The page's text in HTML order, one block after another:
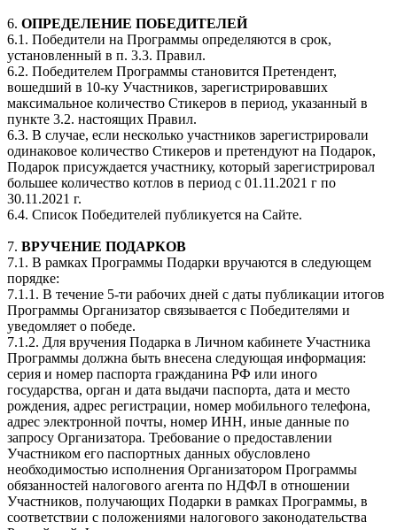
6. ОПРЕДЕЛЕНИЕ ПОБЕДИТЕЛЕЙ
6.1. Победители на Программы определяются в срок,
установленный в п. 3.3. Правил.
6.2. Победителем Программы становится Претендент,
вошедший в 10-ку Участников, зарегистрировавших
максимальное количество Стикеров в период, указанный в
пункте 3.2. настоящих Правил.
6.3. В случае, если несколько участников зарегистрировали
одинаковое количество Стикеров и претендуют на Подарок,
Подарок присуждается участнику, который зарегистрировал
большее количество котлов в период с 01.11.2021 г по
30.11.2021 г.
6.4. Список Победителей публикуется на Сайте.
7. ВРУЧЕНИЕ ПОДАРКОВ
7.1. В рамках Программы Подарки вручаются в следующем
порядке:
7.1.1. В течение 5-ти рабочих дней с даты публикации итогов
Программы Организатор связывается с Победителями и
уведомляет о победе.
7.1.2. Для вручения Подарка в Личном кабинете Участника
Программы должна быть внесена следующая информация:
серия и номер паспорта гражданина РФ или иного
государства, орган и дата выдачи паспорта, дата и место
рождения, адрес регистрации, номер мобильного телефона,
адрес электронной почты, номер ИНН, иные данные по
запросу Организатора. Требование о предоставлении
Участником его паспортных данных обусловлено
необходимостью исполнения Организатором Программы
обязанностей налогового агента по НДФЛ в отношении
Участников, получающих Подарки в рамках Программы, в
соответствии с положениями налогового законодательства